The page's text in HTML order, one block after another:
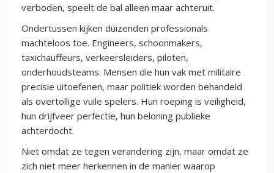
verboden, speelt de bal alleen maar achteruit.
Ondertussen kijken duizenden professionals
machteloos toe. Engineers, schoonmakers,
taxichauffeurs, verkeersleiders, piloten,
onderhoudsteams. Mensen die hun vak met militaire
precisie uitoefenen, maar politiek worden behandeld
als overtollige vuile spelers. Hun roeping is veiligheid,
hun drijfveer perfectie, hun beloning publieke
achterdocht.
Niet omdat ze tegen verandering zijn, maar omdat ze
zich niet meer herkennen in de manier waarop